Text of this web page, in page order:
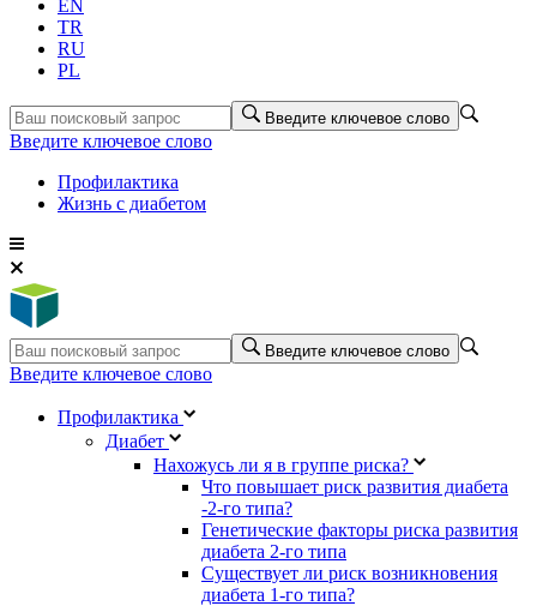
EN
TR
RU
PL
Введите ключевое слово
Введите ключевое слово
Профилактика
Жизнь с диабетом
Введите ключевое слово
Введите ключевое слово
Профилактика
Диабет
Нахожусь ли я в группе риска?
Что повышает риск развития диабета
-2-го типа?
Генетические факторы риска развития
диабета 2-го типа
Существует ли риск возникновения
диабета 1-го типа?